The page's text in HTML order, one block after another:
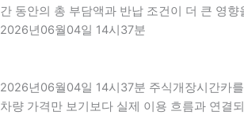
간 동안의 총 부담액과 반납 조건이 더 큰 영향
2026년06월04일 14시37분
2026년06월04일 14시37분 주식개장시간카
차량 가격만 보기보다 실제 이용 흐름과 연결